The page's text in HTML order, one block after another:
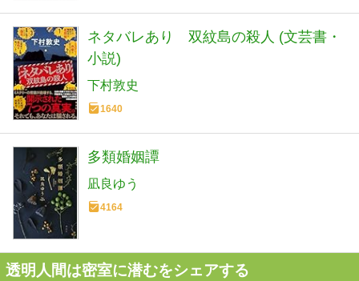
ネタバレあり 双紋島の殺人 (文芸書・
小説)
下村敦史
1640
多類婚姻譚
凪良ゆう
4164
透明人間は密室に潜むをシェアする